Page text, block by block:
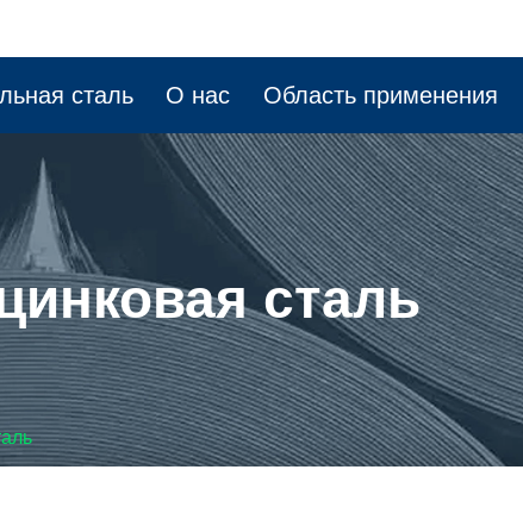
сталь О нас Область применения
сталь